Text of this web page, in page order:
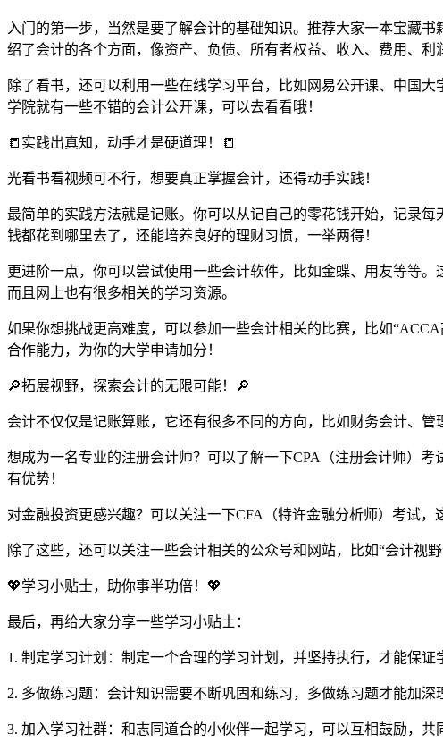
入门的第一步，当然是要了解会计的基础知识。推荐大家一本宝藏
绍了会计的各个方面，像资产、负债、所有者权益、收入、费用、利
除了看书，还可以利用一些在线学习平台，比如网易公开课、中国
学院就有一些不错的会计公开课，可以去看看哦！
📒实践出真知，动手才是硬道理！📒
光看书看视频可不行，想要真正掌握会计，还得动手实践！
最简单的实践方法就是记账。你可以从记自己的零花钱开始，记录
钱都花到哪里去了，还能培养良好的理财习惯，一举两得！
更进阶一点，你可以尝试使用一些会计软件，比如金蝶、用友等等
而且网上也有很多相关的学习资源。
如果你想挑战更高难度，可以参加一些会计相关的比赛，比如
合作能力，为你的大学申请加分！
🔎拓展视野，探索会计的无限可能！🔎
会计不仅仅是记账算账，它还有很多不同的方向，比如财务会计、
想成为一名专业的注册会计师？可以了解一下CPA（注册会计师）
有优势！
对金融投资更感兴趣？可以关注一下CFA（特许金融分析师）考试
除了这些，还可以关注一些会计相关的公众号和网站，比如“会计视
💖学习小贴士，助你事半功倍！💖
最后，再给大家分享一些学习小贴士：
1. 制定学习计划：制定一个合理的学习计划，并坚持执行，才能保证
2. 多做练习题：会计知识需要不断巩固和练习，多做练习题才能加深
3. 加入学习社群：和志同道合的小伙伴一起学习，可以互相鼓励，